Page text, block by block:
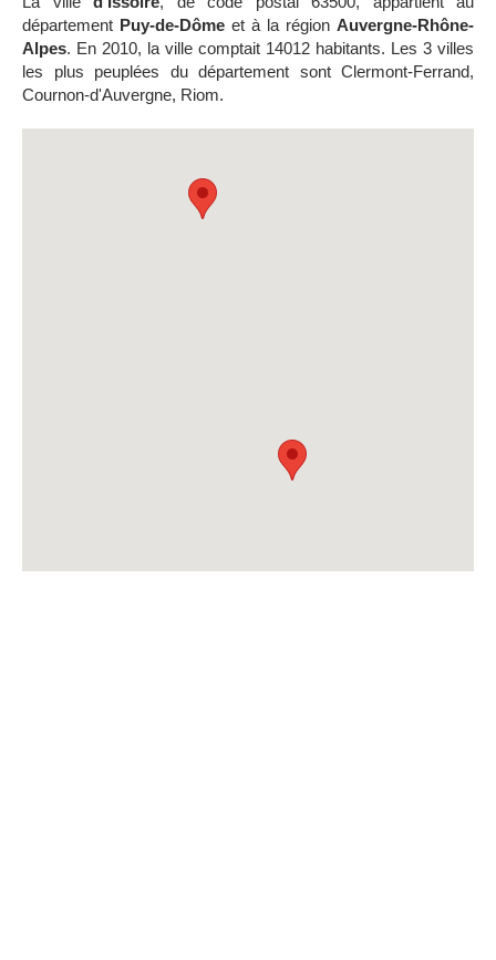
département Puy-de-Dôme et à la région Auvergne-Rhône-
Alpes. En 2010, la ville comptait 14012 habitants. Les 3 villes
les plus peuplées du département sont Clermont-Ferrand,
Cournon-d'Auvergne, Riom.